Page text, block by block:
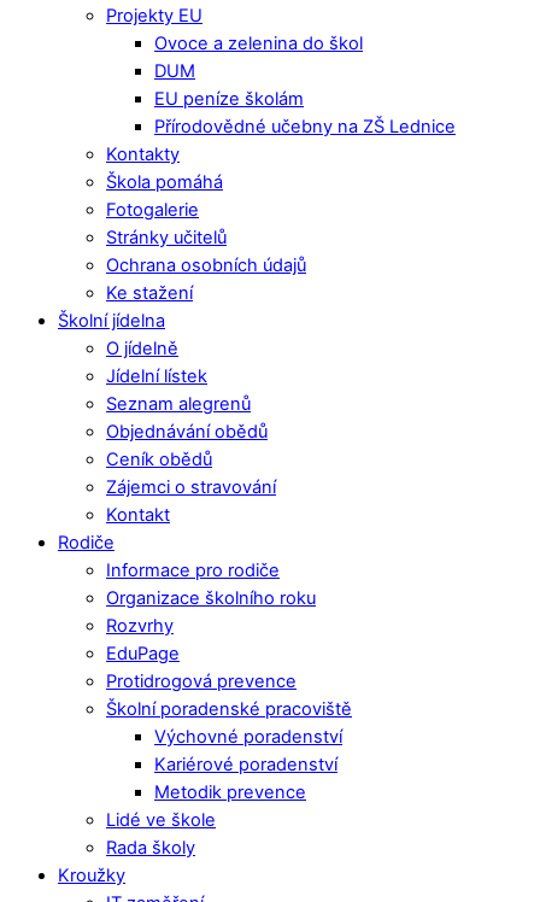
Projekty EU
Ovoce a zelenina do škol
DUM
EU peníze školám
Přírodovědné učebny na ZŠ Lednice
Kontakty
Škola pomáhá
Fotogalerie
Stránky učitelů
Ochrana osobních údajů
Ke stažení
Školní jídelna
O jídelně
Jídelní lístek
Seznam alegrenů
Objednávání obědů
Ceník obědů
Zájemci o stravování
Kontakt
Rodiče
Informace pro rodiče
Organizace školního roku
Rozvrhy
EduPage
Protidrogová prevence
Školní poradenské pracoviště
Výchovné poradenství
Kariérové poradenství
Metodik prevence
Lidé ve škole
Rada školy
Kroužky